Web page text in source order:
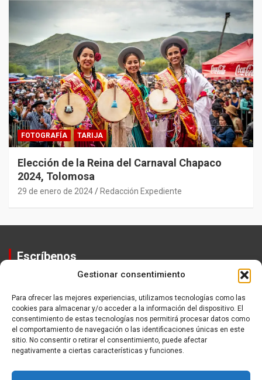
Gestionar consentimiento
Para ofrecer las mejores experiencias, utilizamos tecnologías como las
cookies para almacenar y/o acceder a la información del dispositivo. El
consentimiento de estas tecnologías nos permitirá procesar datos como
el comportamiento de navegación o las identificaciones únicas en este
sitio. No consentir o retirar el consentimiento, puede afectar
negativamente a ciertas características y funciones.
FOTOGRAFÍA TARIJA
Elección de la Reina del Carnaval Chapaco
2024, Tolomosa
29 de enero de 2024 Redacción Expediente
Escríbenos
Equipo
Política de Privacidad